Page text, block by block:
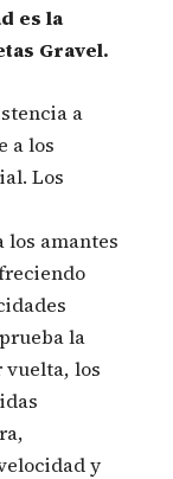
es la
Gravel.
a
a los
Los
los amantes
la
vuelta, los
y